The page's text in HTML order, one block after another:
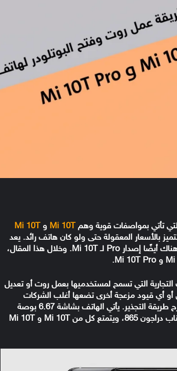
Mi 10T وMi 10T
بالأسعار المعقولة حتى ولو كان هاتف رائد. يعد
هاتف شاومي Mi 10T هاتف رائد بالفعل ذات سعر معقول، هناك أيضًا إصدار Pro لـ Mi 10T. وخلال هذا المقال،
التي تسمح لمستخدميها بعمل روت أو تعديل
أو أي قيود مزعجة أخرى تضعها أغلب الشركات
الصينية. نتحدث أولاً عن مواصفات Mi 10T قبل البدء في شرح طريقة التجذير. يأتي الهاتف بشاشة 6.67 بوصة
تدعم معدل تحديث 144 هرتز. يعمل Mi 10T برقاقة معالج سناب دراجون 865، ويتمتع كل من Mi 10T و Mi 10T